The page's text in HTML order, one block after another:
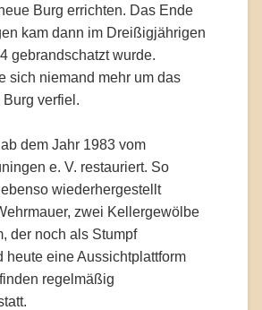
Burg errichten. Das Ende
kam dann im Dreißigjährigen
gebrandschatzt wurde.
sich niemand mehr um das
verfiel.
dem Jahr 1983 vom
e. V. restauriert. So
wiederhergestellt
zwei Kellergewölbe
der noch als Stumpf
heute eine Aussichtplattform
regelmäßig